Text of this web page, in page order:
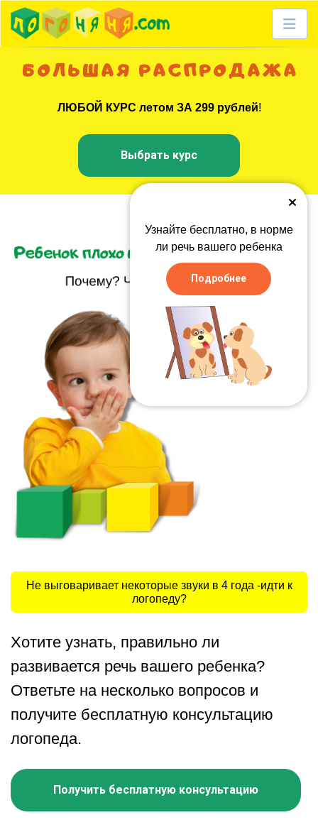
Курсы для детей
Отзывы
Контакты
О компании
Мобильное приложение
Бесплатный вебинар
Б О Л Ь Ш А Я Р А С П Р О Д А Ж А
ЛЮБОЙ КУРС летом ЗА 299 рублей!
Выбрать курс
Не выговаривает некоторые звуки в 4 года -идти к
логопеду?
Хотите узнать, правильно ли
развивается речь вашего ребенка?
Ответьте на несколько вопросов и
получите бесплатную консультацию
логопеда.
Получить бесплатную консультацию
Узнайте бесплатно, в норме
ли речь вашего ребенка
Подробнее